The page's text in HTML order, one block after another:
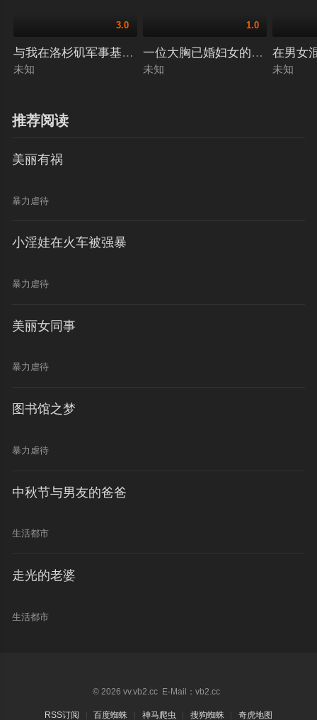
3.0
与我在洛杉矶军事基地遇见的美国士兵发生性关系梅根
未知
1.0
一位大胸已婚妇女的纯粹爱情，
未知
在男女
未知
推荐阅读
美丽有祸
暴力虐待
小淫娃在火车被强暴
暴力虐待
美丽女同事
暴力虐待
图书馆之梦
暴力虐待
中秋节与男友的爸爸
生活都市
走光的老婆
生活都市
© 2026 vv.vb2.cc E-Mail：vb2.cc
RSS订阅 百度蜘蛛 神马爬虫 搜狗蜘蛛 奇虎地图